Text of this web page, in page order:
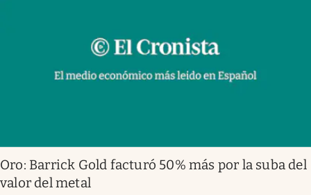
Oro: Barrick Gold facturó 50% más por la suba del
valor del metal